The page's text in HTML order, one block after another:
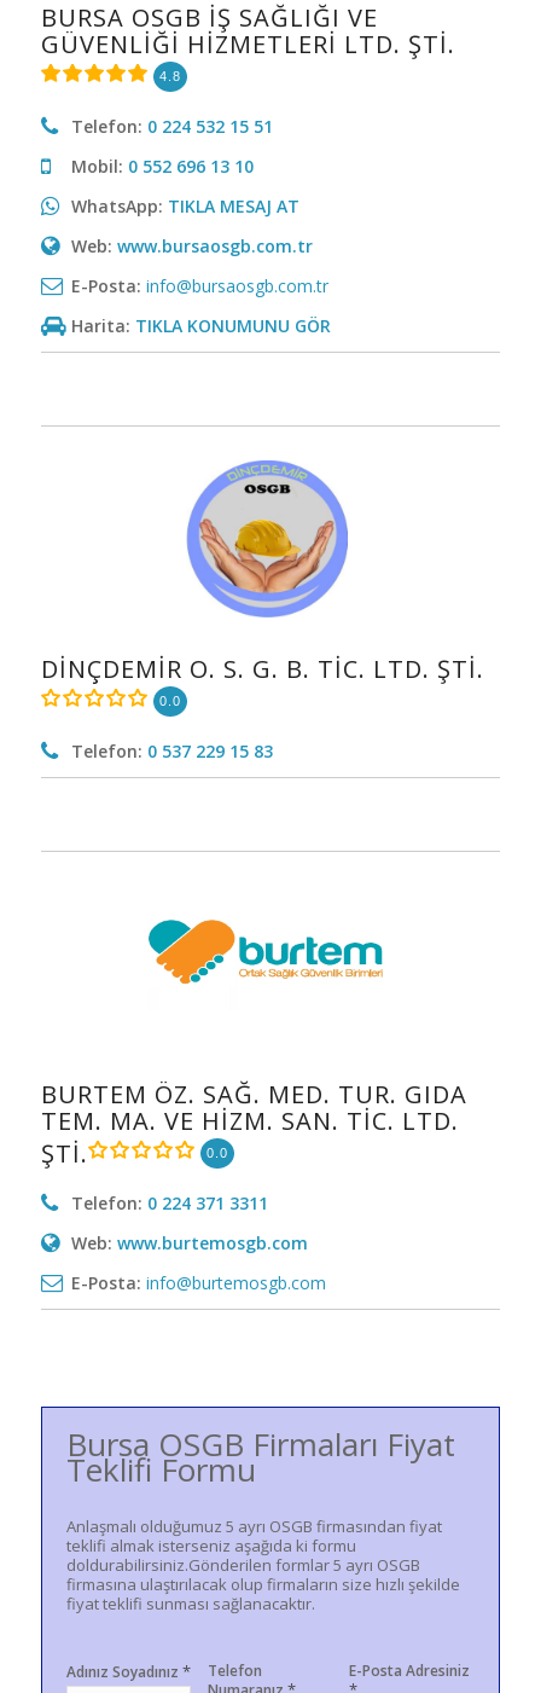
BURSA OSGB İŞ SAĞLIĞI VE
GÜVENLIĞI HIZMETLERI LTD. ŞTI.
4.8
Telefon: 0 224 532 15 51
Mobil: 0 552 696 13 10
WhatsApp: TIKLA MESAJ AT
Web: www.bursaosgb.com.tr
E-Posta: info@bursaosgb.com.tr
Harita: TIKLA KONUMUNU GÖR
DİNÇDEMİR O. S. G. B. TİC. LTD. ŞTİ.
0.0
Telefon: 0 537 229 15 83
BURTEM ÖZ. SAĞ. MED. TUR. GIDA
TEM. MA. VE HİZM. SAN. TİC. LTD.
ŞTİ.
0.0
Telefon: 0 224 371 3311
Web: www.burtemosgb.com
E-Posta: info@burtemosgb.com
Bursa OSGB Firmaları Fiyat
Teklifi Formu
Anlaşmalı olduğumuz 5 ayrı OSGB firmasından fiyat
teklifi almak isterseniz aşağıda ki formu
doldurabilirsiniz.Gönderilen formlar 5 ayrı OSGB
firmasına ulaştırılacak olup firmaların size hızlı şekilde
fiyat teklifi sunması sağlanacaktır.
Adınız Soyadınız *
Telefon
E-Posta Adresiniz